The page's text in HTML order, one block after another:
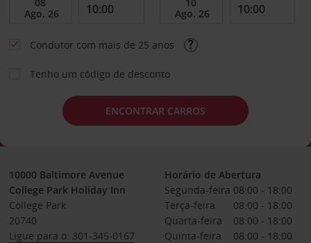
Condutor com mais de 25 anos
Tenho um código de desconto
ENCONTRAR CARROS
10000 Baltimore Avenue
College Park Holiday Inn
College Park
20740
Ligue para o: 301-345-0167
Horário de Abertura
Segunda-feira 08:00 - 18:00
Terça-feira
08:00 - 18:00
Quarta-feira
08:00 - 18:00
Quinta-feira
08:00 - 18:00